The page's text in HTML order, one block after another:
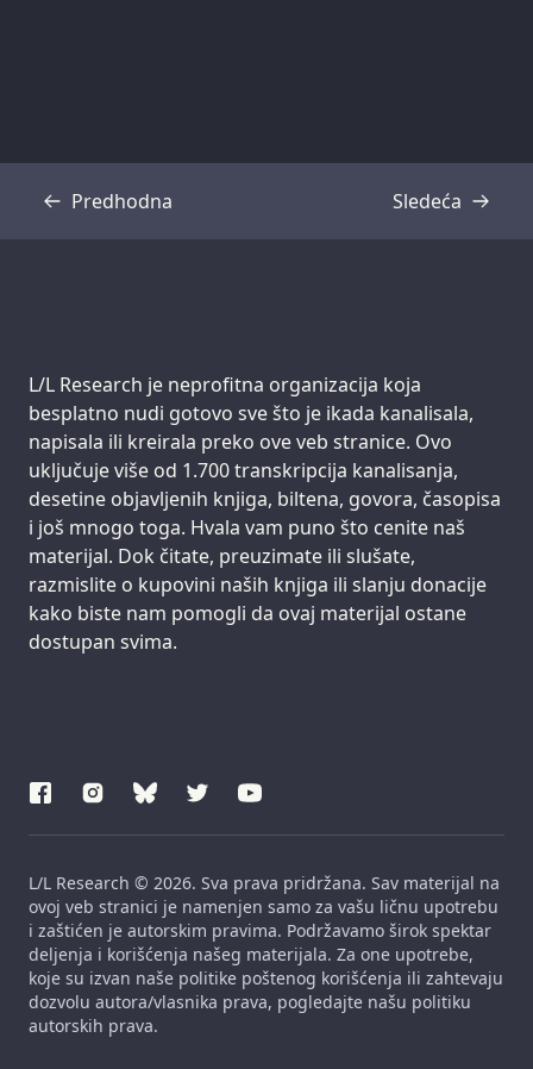
Predhodna
Transkripcija Sledeća
Transkripcija
Support us:
L/L Research je neprofitna organizacija koja
besplatno nudi gotovo sve što je ikada kanalisala,
napisala ili kreirala preko ove veb stranice. Ovo
uključuje više od 1.700 transkripcija kanalisanja,
desetine objavljenih knjiga, biltena, govora, časopisa
i još mnogo toga. Hvala vam puno što cenite naš
materijal. Dok čitate, preuzimate ili slušate,
razmislite o kupovini naših knjiga ili slanju donacije
kako biste nam pomogli da ovaj materijal ostane
dostupan svima.
L/L Research © 2026. Sva prava pridržana. Sav materijal na
ovoj veb stranici je namenjen samo za vašu ličnu upotrebu
i zaštićen je autorskim pravima. Podržavamo širok spektar
deljenja i korišćenja našeg materijala. Za one upotrebe,
koje su izvan naše politike poštenog korišćenja ili zahtevaju
dozvolu autora/vlasnika prava, pogledajte našu politiku
autorskih prava.